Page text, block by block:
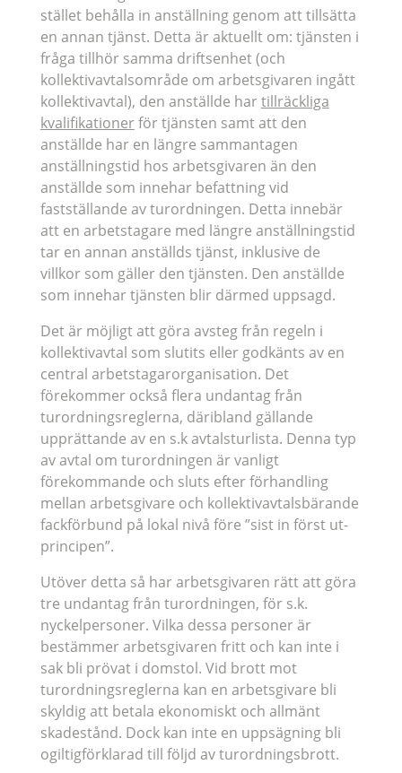
stället behålla in anställning genom att tillsätta
en annan tjänst. Detta är aktuellt om: tjänsten i
fråga tillhör samma driftsenhet (och
kollektivavtalsområde om arbetsgivaren ingått
kollektivavtal), den anställde hartillräckliga
kvalifikationerför tjänsten samt att den
anställde har en längre sammantagen
anställningstid hos arbetsgivaren än den
anställde som innehar befattning vid
fastställande av turordningen. Detta innebär
att en arbetstagare med längre anställningstid
tar en annan anställds tjänst, inklusive de
villkor som gäller den tjänsten. Den anställde
som innehar tjänsten blir därmed uppsagd.
Det är möjligt att göra avsteg från regeln i
kollektivavtal som slutits eller godkänts av en
central arbetstagarorganisation. Det
förekommer också flera undantag från
turordningsreglerna, däribland gällande
upprättande av en s.k avtalsturlista. Denna typ
av avtal om turordningen är vanligt
förekommande och sluts efter förhandling
mellan arbetsgivare och kollektivavtalsbärande
fackförbund på lokal nivå före ”sist in först ut-
principen”.
Utöver detta så har arbetsgivaren rätt att göra
tre undantag från turordningen, för s.k.
nyckelpersoner. Vilka dessa personer är
bestämmer arbetsgivaren fritt och kan inte i
sak bli prövat i domstol. Vid brott mot
turordningsreglerna kan en arbetsgivare bli
skyldig att betala ekonomiskt och allmänt
skadestånd. Dock kan inte en uppsägning bli
ogiltigförklarad till följd av turordningsbrott.